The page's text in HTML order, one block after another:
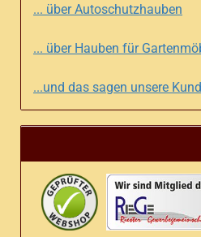
... über Autoschutzhauben
... über Hauben für
...und das sagen unsere